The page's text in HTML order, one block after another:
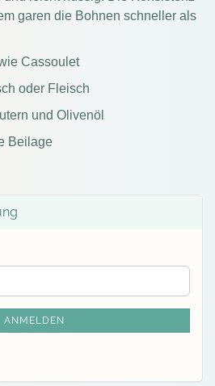
garen die Bohnen schneller als
Cassoulet
oder Fleisch
und Olivenöl
Beilage
ANMELDEN